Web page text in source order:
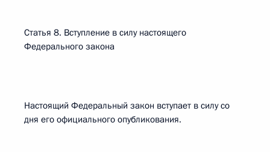
Статья 8. Вступление в силу настоящего
Федерального закона
Настоящий Федеральный закон вступает в силу со
дня его официального опубликования.